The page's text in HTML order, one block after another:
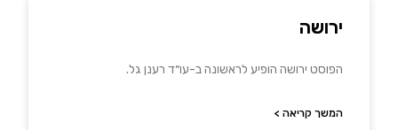
ירושה
הפוסט ירושה הופיע לראשונה ב-עו״ד רענן גל.
המשך קריאה >